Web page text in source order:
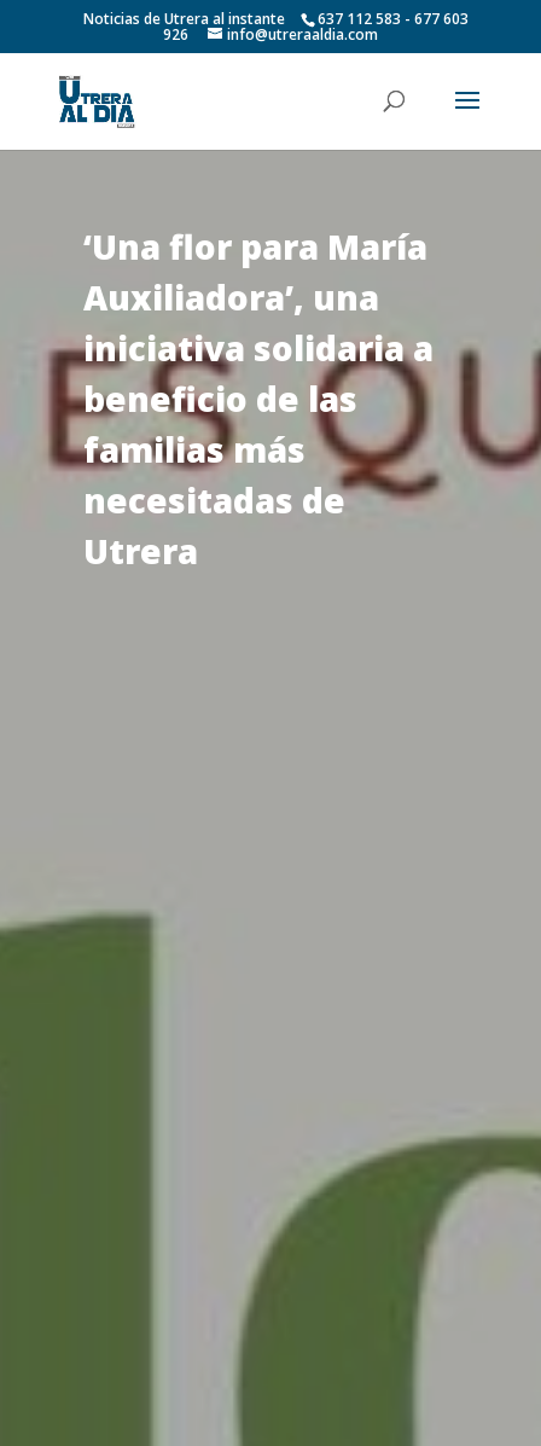
Noticias de Utrera al instante 637 112 583 - 677 603
926 info@utreraaldia.com
‘Una flor para María
Auxiliadora’, una
iniciativa solidaria a
beneficio de las
familias más
necesitadas de
Utrera